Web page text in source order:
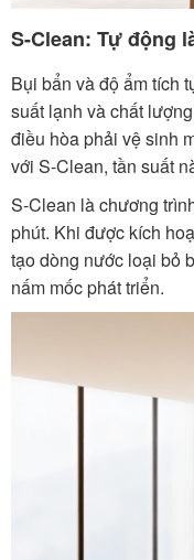
S-Clean: Tự động
Bụi bẩn và độ ẩm tích
suất lạnh và chất
điều hòa phải vệ sinh
với S-Clean, tần suất
S-Clean là chương
phút. Khi được kích
tạo dòng nước loại bỏ
nấm mốc phát triển.